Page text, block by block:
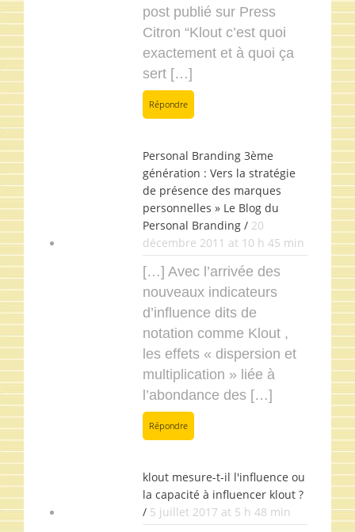
post publié sur Press
Citron “Klout c’est quoi
exactement et à quoi ça
sert […]
Répondre
Personal Branding 3ème
génération : Vers la stratégie
de présence des marques
personnelles » Le Blog du
Personal Branding / 20
décembre 2011 at 10 h 45 min
[…] Avec l’arrivée des
nouveaux indicateurs
d’influence dits de
notation comme Klout ,
les effets « dispersion et
multiplication » liée à
l’abondance des […]
Répondre
klout mesure-t-il l'influence ou
la capacité à influencer klout ?
/ 5 juillet 2017 at 5 h 48 min